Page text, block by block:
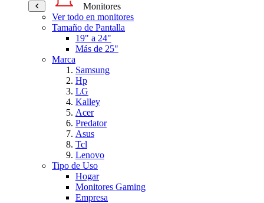
Monitores
Ver todo en monitores
Tamaño de Pantalla
19" a 24"
Más de 25"
Marca
Samsung
Hp
LG
Kalley
Acer
Predator
Asus
Tcl
Lenovo
Tipo de Uso
Hogar
Monitores Gaming
Empresa